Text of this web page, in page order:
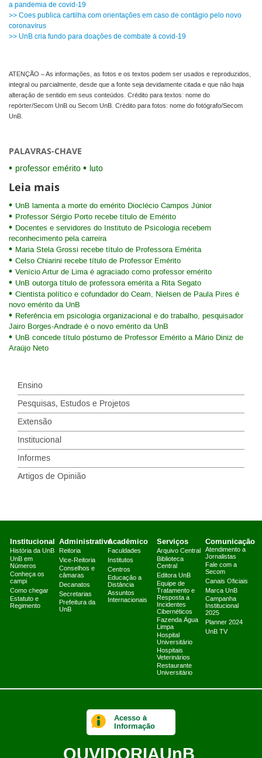
a pandemia de covid-19
>> Coes publica cartilha com orientações em caso de contágio pelo novo
coronavírus
>> UnB cria fundo para doações de combate à covid-19
ATENÇÃO – As informações, as fotos e os textos podem ser usados e reproduzidos,
integral ou parcialmente, desde que a fonte seja devidamente citada e que não haja
alteração de sentido em seus conteúdos. Crédito para textos: nome do
repórter/Secom UnB ou Secom UnB. Crédito para fotos: nome do fotógrafo/Secom
UnB.
PALAVRAS-CHAVE
professor emérito luto
Leia mais
UnB lamenta a morte do emérito Dioclécio Campos Júnior
Professor Sérgio Porto recebe título de Emérito
Docentes e servidores do Instituto de Psicologia recebem
reconhecimento pela carreira
Maria Stela Grossi recebe título de Professora Emérita
Celso Chiarini recebe título de Professor Emérito
Venício Artur de Lima é agraciado como professor emérito
UnB outorga título de professora emérita a Rita Segato
Cientista político e cofundador do Ceam, Nielsen de Paula Pires é
novo emérito da UnB
Referência em psicologia organizacional e do trabalho, pesquisador
Jairo Borges-Andrade é o novo emérito da UnB
UnB concede título póstumo de Professor Emérito a Mário Diniz de
Araújo Neto
Ensino
Pesquisas, Estudos e Projetos
Extensão
Institucional
Informes
Artigos de Opinião
Institucional
História da UnB
UnB em
Números
Conheça os
campi
Como chegar
Estatuto e
Regimento
Administrativo
Reitoria
Vice-Reitoria
Conselhos e
câmaras
Decanatos
Secretarias
Prefeitura da
UnB
Acadêmico
Faculdades
Institutos
Centros
Educação a
Distância
Assuntos
Internacionais
Serviços
Arquivo Central
Biblioteca
Central
Editora UnB
Equipe de
Tratamento e
Resposta a
Incidentes
Cibernéticos
Fazenda Água
Limpa
Hospital
Universitário
Hospitais
Veterinários
Restaurante
Universitário
Comunicação
Atendimento a
Jornalistas
Fale com a
Secom
Canais Oficiais
Marca UnB
Campanha
Institucional
2025
Planner 2024
UnB TV
Acesso à
Informação
OUVIDORIAUnB